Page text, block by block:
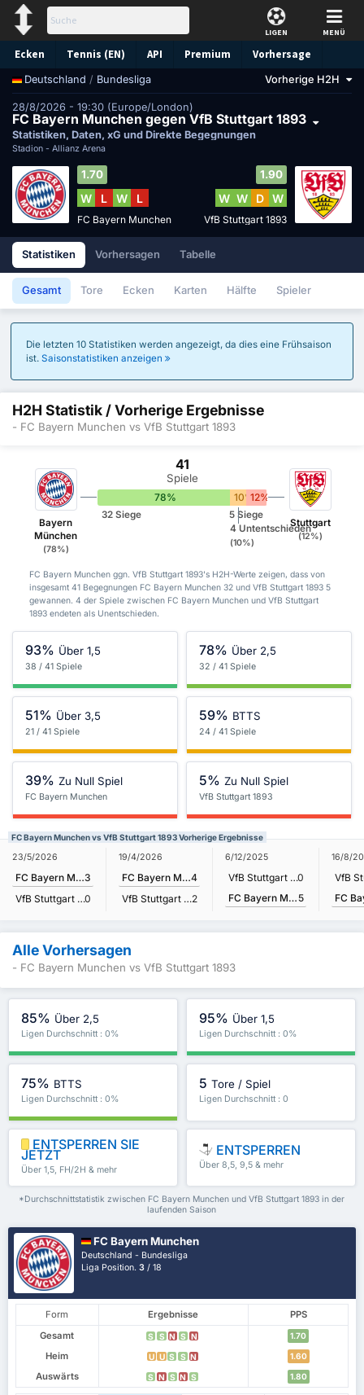
LIGEN MENÜ
Ecken Tennis (EN) API Premium Vorhersage
Deutschland / Bundesliga Vorherige H2H
28/8/2026 - 19:30 (Europe/London)
FC Bayern Munchen gegen VfB Stuttgart 1893
Statistiken, Daten, xG und Direkte Begegnungen
Stadion - Allianz Arena
1.70
W L W L
FC Bayern Munchen
1.90
W W D W
VfB Stuttgart 1893
Statistiken Vorhersagen Tabelle
Gesamt Tore Ecken Karten Hälfte Spieler
Die letzten 10 Statistiken werden angezeigt, da dies eine Frühsaison
ist. Saisonstatistiken anzeigen
H2H Statistik / Vorherige Ergebnisse
- FC Bayern Munchen vs VfB Stuttgart 1893
Bayern
München
(78%)
41
Spiele
78% 10%12%
32 Siege
4 Untentschieden
(10%)
5 Siege
Stuttgart
(12%)
FC Bayern Munchen ggn. VfB Stuttgart 1893's H2H-Werte zeigen, dass von
insgesamt 41 Begegnungen FC Bayern Munchen 32 und VfB Stuttgart 1893 5
gewannen. 4 der Spiele zwischen FC Bayern Munchen und VfB Stuttgart
1893 endeten als Unentschieden.
93% Über 1,5
38 / 41 Spiele
78% Über 2,5
32 / 41 Spiele
51% Über 3,5
21 / 41 Spiele
59% BTTS
24 / 41 Spiele
39% Zu Null Spiel
FC Bayern Munchen
5% Zu Null Spiel
VfB Stuttgart 1893
FC Bayern Munchen vs VfB Stuttgart 1893 Vorherige Ergebnisse
23/5/2026
FC Bayern Munchen3
VfB Stuttgart 18930
19/4/2026
FC Bayern Munchen4
VfB Stuttgart 18932
6/12/2025
VfB Stuttgart 18930
FC Bayern Munchen5
16/8/
Alle Vorhersagen
- FC Bayern Munchen vs VfB Stuttgart 1893
85% Über 2,5
Ligen Durchschnitt : 0%
95% Über 1,5
Ligen Durchschnitt : 0%
75% BTTS
Ligen Durchschnitt : 0%
5 Tore / Spiel
Ligen Durchschnitt : 0
ENTSPERREN SIE
JETZT
Über 1,5, FH/2H & mehr
ENTSPERREN
Über 8,5, 9,5 & mehr
*Durchschnittstatistik zwischen FC Bayern Munchen und VfB Stuttgart 1893 in der
laufenden Saison
FC Bayern Munchen
Deutschland - Bundesliga
Liga Position.3 / 18
Form Ergebnisse
PPS
Gesamt
S S N S N 1.70
Heim U U S S N 1.60
Auswärts S N S N S 1.80